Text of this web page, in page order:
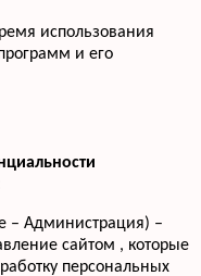
использования
и его
– Администрация) –
сайтом , которые
персональных